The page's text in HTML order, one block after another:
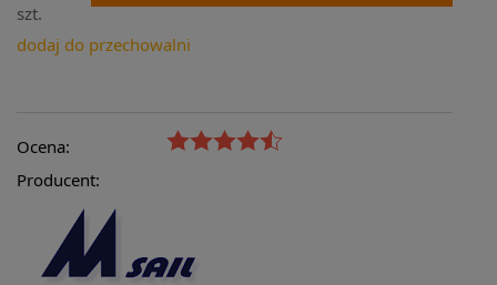
szt.
dodaj do przechowalni
Ocena:
Producent: